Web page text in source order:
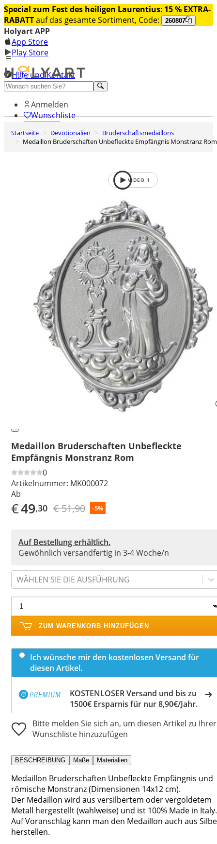
Special zum Fest des heiligen Laurentius: 15 % EXTRA-
RABATTauf das gesamte Sortiment, Code: 260807
Holyart APP
App Store
Play Store
Hilfe und Kontakt
Entdecken Sie Premium
Anmelden
Wunschliste
0
Warenkorb
Startseite Devotionalien
Bruderschaftsmedaillons
Medaillon Bruderschaften Unbefleckte Empfängnis Monstranz Rom
VIDEO 1
Medaillon Bruderschaften Unbefleckte
Empfängnis Monstranz Rom
0
Artikelnummer: MK000072
Ab
€49,30 € 51,90 -5%
Auf Bestellung erhältlich.
Gewöhnlich versandfertig in 3-4 Woche/n
WÄHLEN SIE DIE AUSFÜHRUNG
ZUM WARENKORB HINZUFÜGEN
Ich wünsche mir den kostenlosen Versand für
diesen Artikel.
KOSTENLOSER Versand und bis zu
1500€ Ersparnis für nur 8,90€/Jahr.
Bitte melden Sie sich an, um diesen Artikel zu Ihrer
Wunschliste hinzuzufügen
BESCHREIBUNG Maße Materialien
Medaillon Bruderschaften Unbefleckte Empfängnis und
römische Monstranz (Dimensionen 14x12 cm).
Der Medaillon wird aus versilbertem oder vergoldetem
Metall hergestellt (wahlweise) und ist 100% Made in Italy.
Auf Voranschlag kann man den Medaillon auch aus
herstellen.